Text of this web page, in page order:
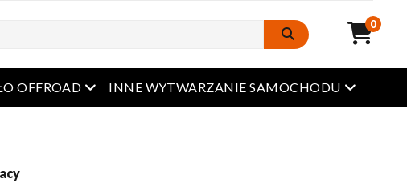
0
OFFROAD Otwarte menu
INNE WYTWARZANIE SAMOCHODU Otwarte